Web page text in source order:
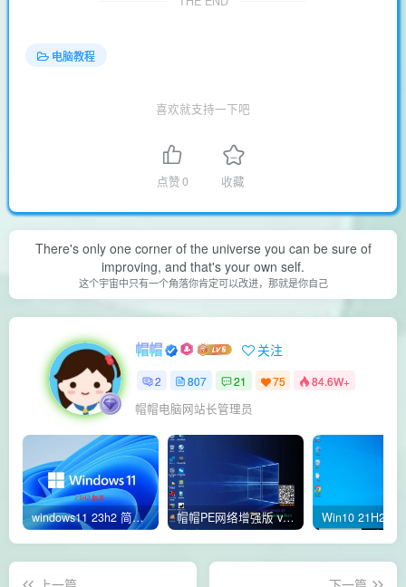
电脑教程
喜欢就支持一下吧
点赞0 收藏
There's only one corner of the universe you can be sure of
improving, and that's your own self.
这个宇宙中只有一个角落你肯定可以改进，那就是你自己
帽帽 关注
2 807 21 75 84.6W+
帽帽电脑网站长管理员
windows11 23h2 简体中文版64位 正式版 帽帽PE网络增强版 v2.4版本